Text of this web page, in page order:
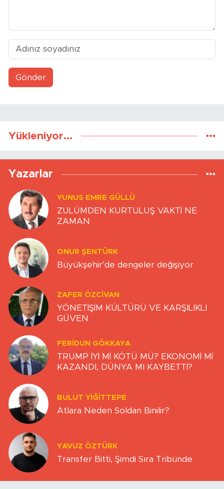
Gönder
Yükleniyor...
Yazarlar
YUNUS EMRE GÜLLÜ
ZULÜMDEN KURTULUŞ VAKTİ NE
ZAMAN
ONUR ŞENTÜRK
Büyükşehir’de dengeler değişiyor
ZAFER ÖZCIVAN
YÖNETİŞİM KÜLTÜRÜ VE KARŞILIKLI
GÜVEN
FERIDUN GÖKKAYA
TRUMP İYİ Mİ KÖTÜ MÜ? EKONOMİ Mİ
KAZANDI, DÜNYA MI KAYBETTİ?
BULUT YİĞİTTEPE
Atlara Neden Soldan Binilir?
YAVUZ ÖZTÜRK
Transfer Bitti, Şimdi Sıra Tribünde